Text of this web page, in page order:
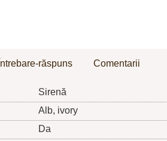
Întrebare-răspuns Comentarii
Sirenă
Alb, ivory
Da